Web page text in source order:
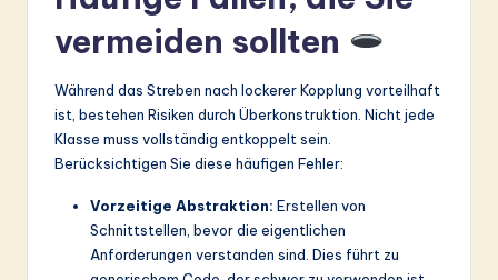
vermeiden sollten
Während das Streben nach lockerer Kopplung vorteilhaft
ist, bestehen Risiken durch Überkonstruktion. Nicht jede
Klasse muss vollständig entkoppelt sein.
Berücksichtigen Sie diese häufigen Fehler:
Vorzeitige Abstraktion: Erstellen von
Schnittstellen, bevor die eigentlichen
Anforderungen verstanden sind. Dies führt zu